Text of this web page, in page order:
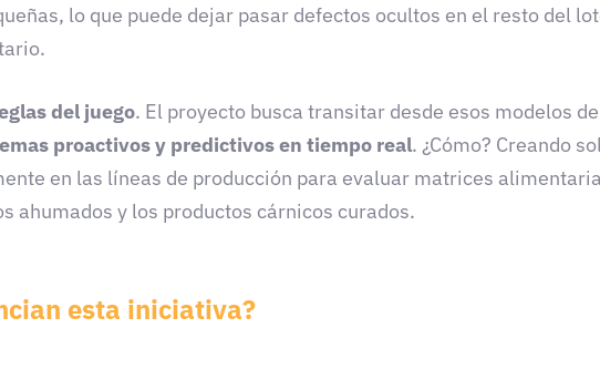
lo que puede dejar pasar defectos ocultos en el resto del
del juego. El proyecto busca transitar desde esos modelos
proactivos y predictivos en tiempo real. ¿Cómo? Creando
en las líneas de producción para evaluar matrices
ahumados y los productos cárnicos curados.
esta iniciativa?